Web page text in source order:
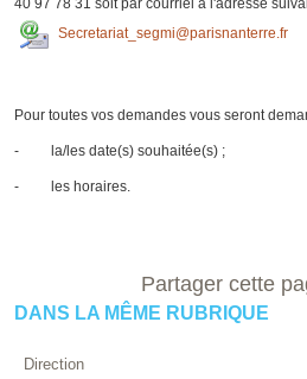
40 97 78 31 soit par courriel à l'adresse
Secretariat_segmi@parisnanterre.fr
Pour toutes vos demandes vous seront
- la/les date(s) souhaitée(s) ;
- les horaires.
Partager cette
DANS LA MÊME RUBRIQUE
Direction